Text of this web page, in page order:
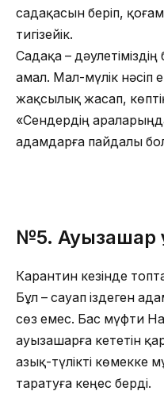
садақасын беріп,
тигізейік.
Садақа –
амал. Мал-мүлік
жақсылық жасап,
«Сендердің
адамдарға пайдалы
№5. Ауызашар
Карантин кезінде
Бұл – сауап іздеген
сөз емес. Бас мүфти
ауызашарға кететін
азық-түлікті көмекке
таратуға кеңес берді.